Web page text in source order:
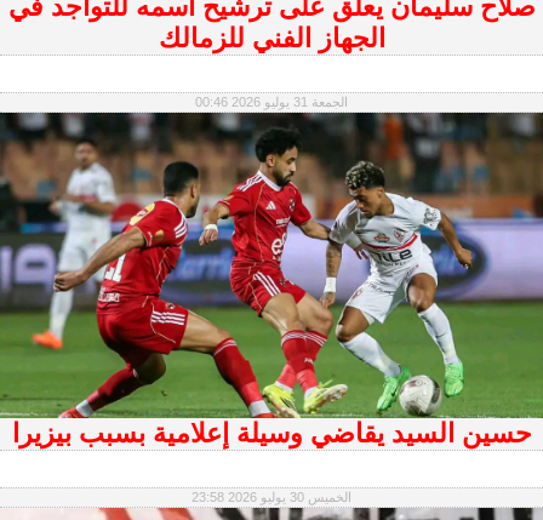
صلاح سليمان يعلق على ترشيح اسمه للتواجد في
الجهاز الفني للزمالك
الجمعة 31 يوليو 2026 00:46
حسين السيد يقاضي وسيلة إعلامية بسبب بيزيرا
الخميس 30 يوليو 2026 23:58